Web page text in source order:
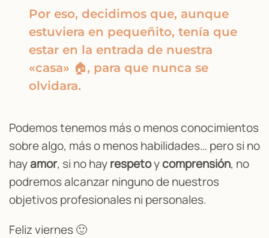
Por eso, decidimos que, aunque
estuviera en pequeñito, tenía que
estar en la entrada de nuestra
«casa» 🏠, para que nunca se
olvidara.
Podemos tenemos más o menos conocimientos
sobre algo, más o menos habilidades… pero si no
hayamor, si no hayrespetoycomprensión, no
podremos alcanzar ninguno de nuestros
objetivos profesionales ni personales.
Feliz viernes 🙂